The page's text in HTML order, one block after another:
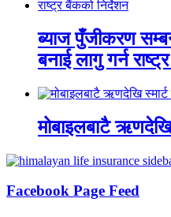
ब्याज पुँजीकरण
बनाई लागु गर्न
मोबाइलबाटै
Facebook Page Feed